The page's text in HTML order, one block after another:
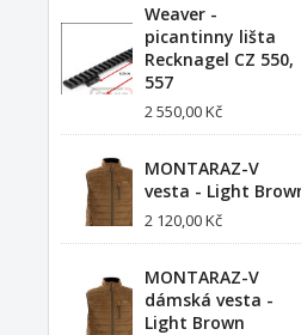
Weaver -
picantinny lišta
Recknagel CZ 550,
557
2 550,00 Kč
MONTARAZ-V
vesta - Light
2 120,00 Kč
MONTARAZ-V
dámská vesta -
Light Brown